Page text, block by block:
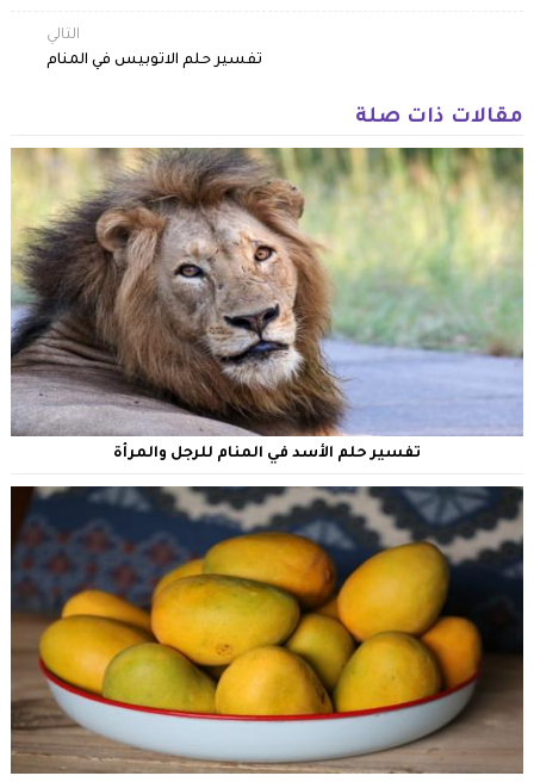
التالي
تفسير حلم الاتوبيس في المنام
مقالات ذات صلة
تفسير حلم الأسد في المنام للرجل والمرأة